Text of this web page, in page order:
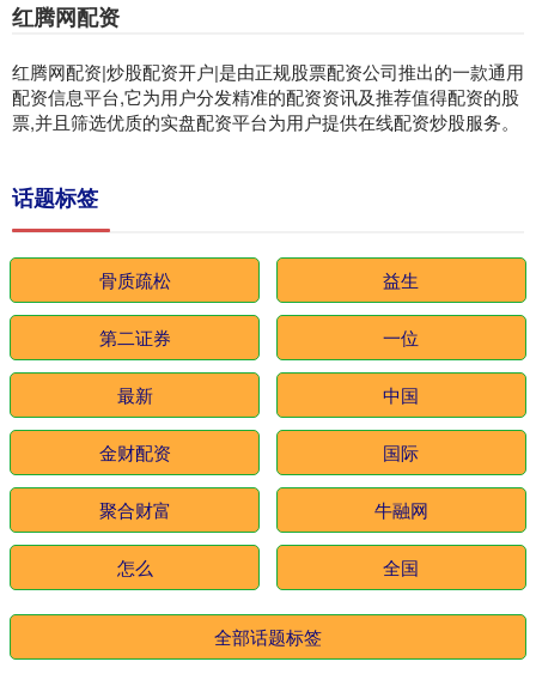
红腾网配资
红腾网配资|炒股配资开户|是由正规股票配资公司推出的一款通用
配资信息平台,它为用户分发精准的配资资讯及推荐值得配资的股
票,并且筛选优质的实盘配资平台为用户提供在线配资炒股服务。
话题标签
骨质疏松 益生
第二证券 一位
最新 中国
金财配资 国际
聚合财富 牛融网
怎么 全国
全部话题标签